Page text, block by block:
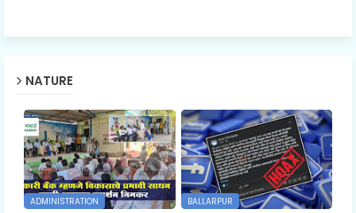
NATURE
ADMINISTRATION BALLARPUR